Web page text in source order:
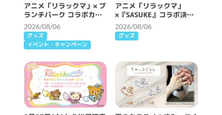
アニメ「リラックマ」× ブ
ランチパーク コラボカフ
ェ開催決定！
2026/08/06
グッズ
イベント・キャンペーン
アニメ「リラックマ」
×『SASUKE』コラボ決
定！
2026/08/06
グッズ